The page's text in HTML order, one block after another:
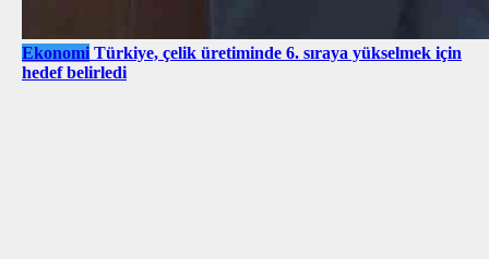
Ekonomi Türkiye, çelik üretiminde 6. sıraya yükselmek için
hedef belirledi